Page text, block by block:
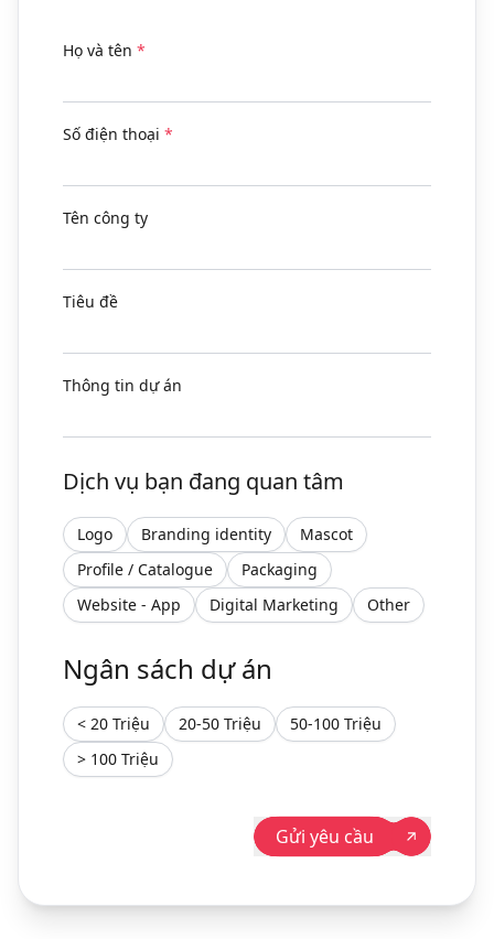
Họ và tên *
Số điện thoại *
Tên công ty
Tiêu đề
Thông tin dự án
Dịch vụ bạn đang quan tâm
Logo Branding identity
Mascot
Profile / Catalogue
Packaging
Website - App
Digital Marketing Other
Ngân sách dự án
< 20 Triệu 20-50 Triệu
50-100 Triệu
> 100 Triệu
Gửi yêu cầu